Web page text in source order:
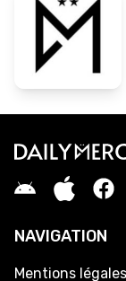
NAVIGATION
Mentions légales